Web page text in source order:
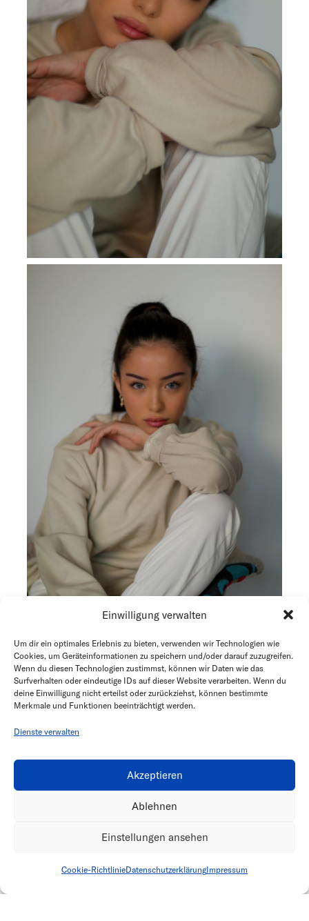
Einwilligung verwalten
Um dir ein optimales Erlebnis zu bieten, verwenden wir Technologien wie
Cookies, um Geräteinformationen zu speichern und/oder darauf zuzugreifen.
Wenn du diesen Technologien zustimmst, können wir Daten wie das
Surfverhalten oder eindeutige IDs auf dieser Website verarbeiten. Wenn du
deine Einwilligung nicht erteilst oder zurückziehst, können bestimmte
Merkmale und Funktionen beeinträchtigt werden.
Dienste verwalten
Akzeptieren
Ablehnen
Einstellungen ansehen
Cookie-RichtlinieDatenschutzerklärungImpressum
Model: Maria @amazemodels
Inés
alle Werke © Lutz KAISER 2024
Datenschutz